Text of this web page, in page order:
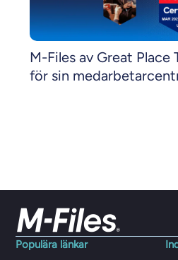
M-Files av Great
för sin
Populära länkar